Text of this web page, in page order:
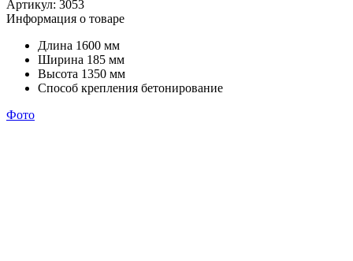
Артикул: 3053
Информация о товаре
Длина 1600 мм
Ширина 185 мм
Высота 1350 мм
Способ крепления бетонирование
Фото